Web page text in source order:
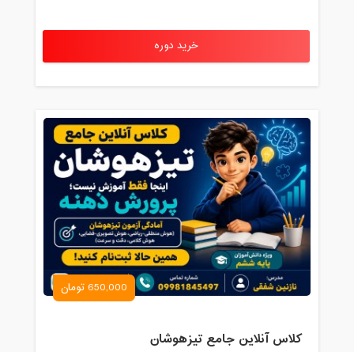
خرید دوره
650,000 تومان
کلاس آنلاین جامع تیزهوشان